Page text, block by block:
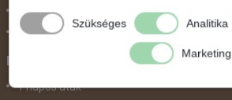
Tavaszi szünet
Valentin nap
1 napos utak
Szükséges Analitika
Marketing